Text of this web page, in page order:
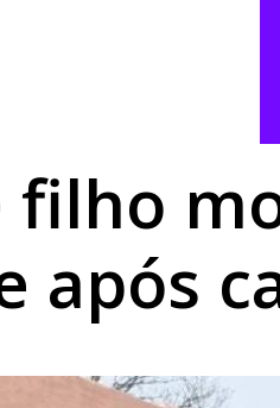
reforça compromisso
filho
após